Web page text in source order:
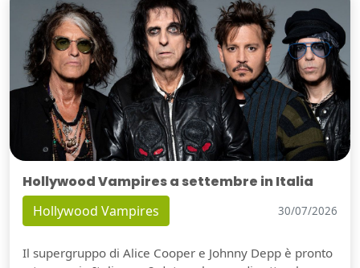
Hollywood Vampires a settembre in Italia
Hollywood Vampires 30/07/2026
Il supergruppo di Alice Cooper e Johnny Depp è pronto